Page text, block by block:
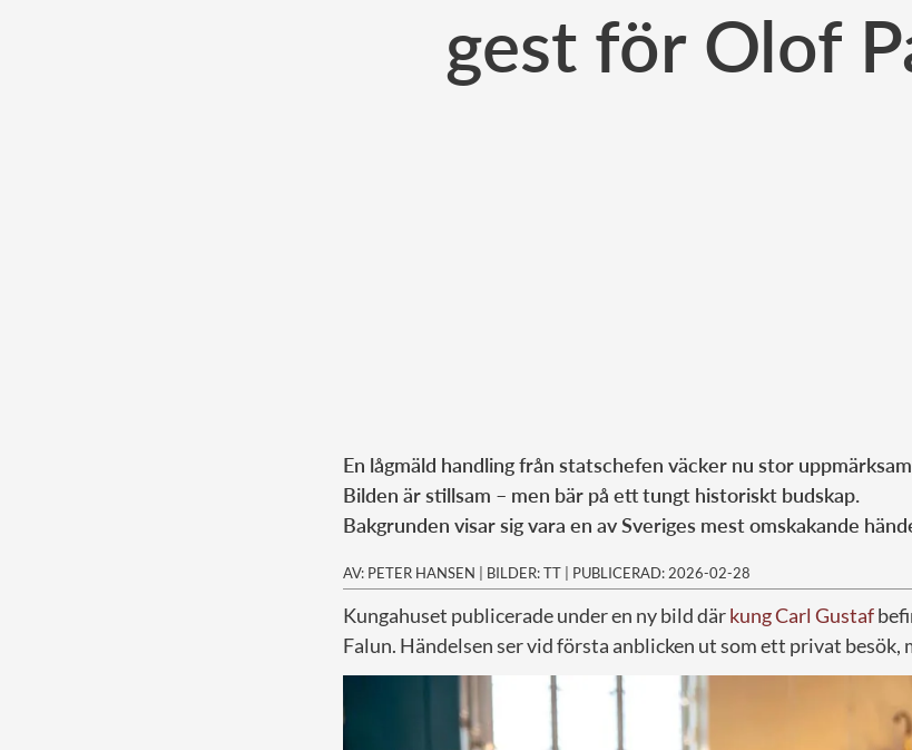
gest för Olof
En lågmäld handling från statschefen väcker nu stor
Bilden är stillsam – men bär på ett tungt historiskt budskap.
Bakgrunden visar sig vara en av Sveriges mest omskakande
AV: PETER HANSEN | BILDER: TT | PUBLICERAD: 2026-02-28
Kungahuset publicerade under en ny bild därkung Carl Gustaf
Falun. Händelsen ser vid första anblicken ut som ett privat besök,